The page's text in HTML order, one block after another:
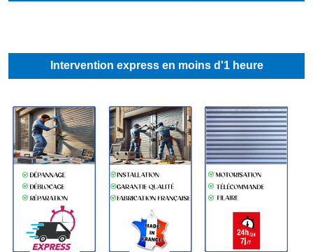
Intervention express en moins d'1 heure